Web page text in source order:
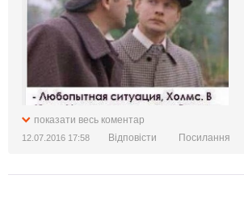
показати весь коментар
12.07.2016 17:58 Відповісти Посилання